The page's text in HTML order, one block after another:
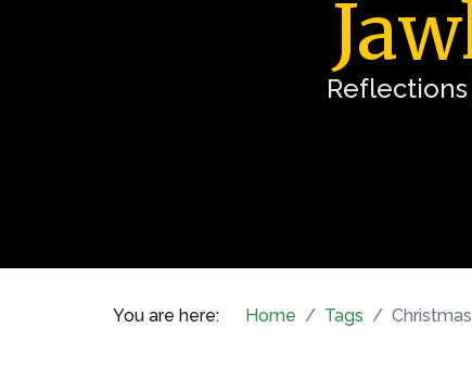
You are here: Home Tags Christmas